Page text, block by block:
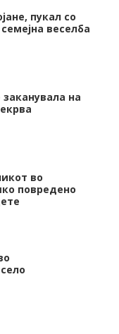
пукал со
веселба
на
во
повредено